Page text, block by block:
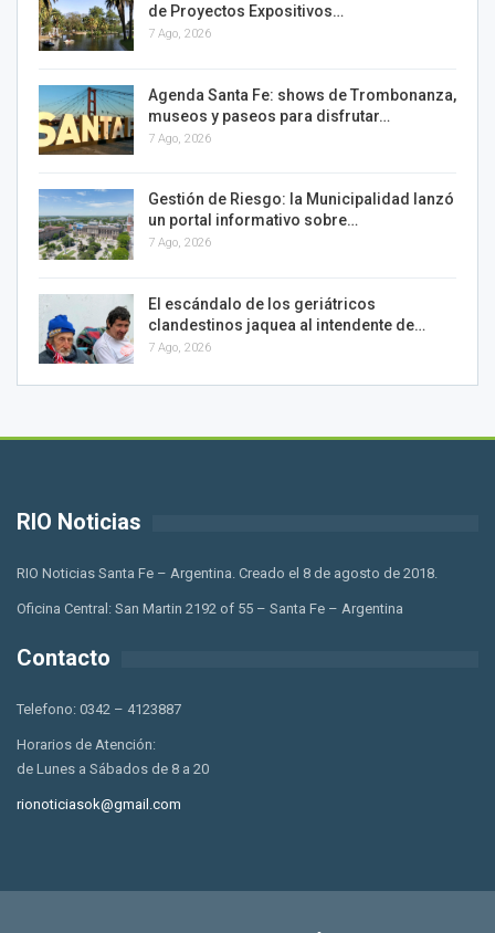
de Proyectos Expositivos…
7 Ago, 2026
Agenda Santa Fe: shows de Trombonanza,
museos y paseos para disfrutar…
7 Ago, 2026
Gestión de Riesgo: la Municipalidad lanzó
un portal informativo sobre…
7 Ago, 2026
El escándalo de los geriátricos
clandestinos jaquea al intendente de…
7 Ago, 2026
RIO Noticias
RIO Noticias Santa Fe – Argentina. Creado el 8 de agosto de 2018.
Oficina Central: San Martin 2192 of 55 – Santa Fe – Argentina
Contacto
Telefono: 0342 – 4123887
Horarios de Atención:
de Lunes a Sábados de 8 a 20
rionoticiasok@gmail.com